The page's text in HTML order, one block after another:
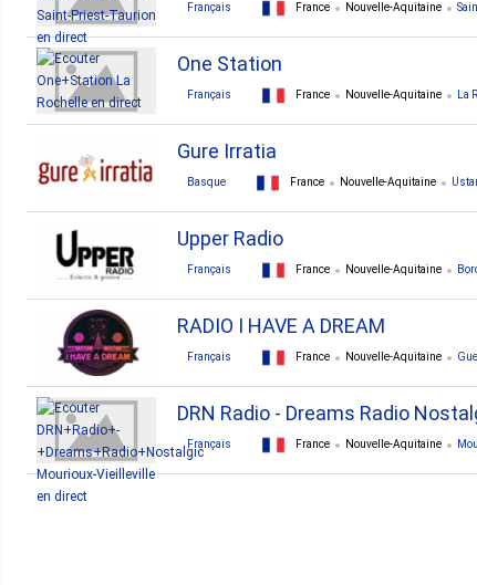
Français France Nouvelle-Aquitaine
One Station
Français France Nouvelle-Aquitaine La
Gure Irratia
Basque France Nouvelle-Aquitaine
Upper Radio
Français France Nouvelle-Aquitaine
RADIO I HAVE A DREAM
Français France Nouvelle-Aquitaine
DRN Radio - Dreams Radio
Français France Nouvelle-Aquitaine